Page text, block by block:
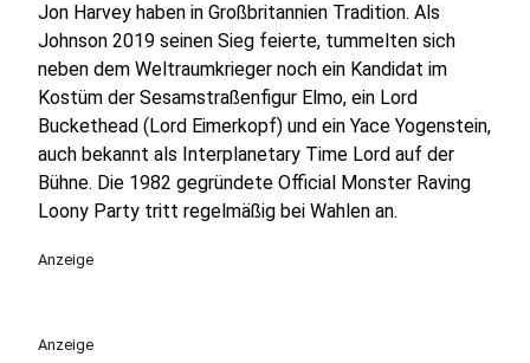
Jon Harvey haben in Großbritannien Tradition. Als
Johnson 2019 seinen Sieg feierte, tummelten sich
neben dem Weltraumkrieger noch ein Kandidat im
Kostüm der Sesamstraßenfigur Elmo, ein Lord
Buckethead (Lord Eimerkopf) und ein Yace Yogenstein,
auch bekannt als Interplanetary Time Lord auf der
Bühne. Die 1982 gegründete Official Monster Raving
Loony Party tritt regelmäßig bei Wahlen an.
Anzeige
Anzeige